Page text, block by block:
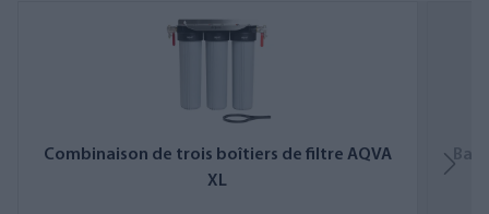
Combinaison de trois boîtiers de filtre AQVA
XL